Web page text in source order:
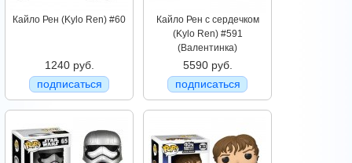
Кайло Рен (Kylo Ren) #60
1240 руб.
подписаться
Кайло Рен с сердечком
(Kylo Ren) #591
(Валентинка)
5590 руб.
подписаться